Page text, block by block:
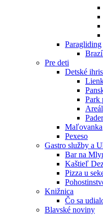
Paragliding
Pre deti
Detské
Park
Maľovanka
Pexeso
Gastro služby a
Bar na
Kaštieľ
Pizza u
Knižnica
Čo sa
Blavské noviny